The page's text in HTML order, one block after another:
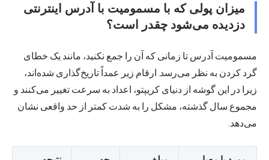
میزان پولی که با مسمومیت با آدرس اینترنتی
دزدیده می‌شود چقدر است؟
مسمومیت آدرس تا زمانی که آن را جمع نکنید، مانند یک خطای
گرد کردن به نظر می‌رسد. ارقام زیر عمداً تاریخ‌گذاری شده‌اند،
زیرا در این گوشه از دنیای کریپتو، اعداد به سرعت تغییر می‌کنند و
مجموع سال گذشته، مشکل را به شدت کمتر از حد واقعی نشان
می‌دهد.